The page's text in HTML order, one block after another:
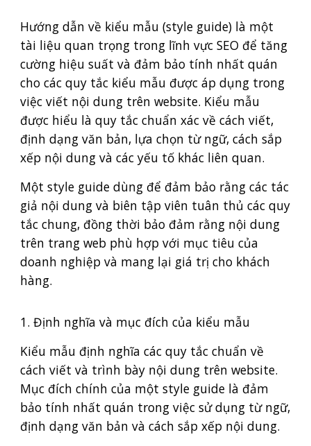
Hướng dẫn về kiểu mẫu (style guide) là một
tài liệu quan trọng trong lĩnh vực SEO để tăng
cường hiệu suất và đảm bảo tính nhất quán
cho các quy tắc kiểu mẫu được áp dụng trong
việc viết nội dung trên website. Kiểu mẫu
được hiểu là quy tắc chuẩn xác về cách viết,
định dạng văn bản, lựa chọn từ ngữ, cách sắp
xếp nội dung và các yếu tố khác liên quan.
Một style guide dùng để đảm bảo rằng các tác
giả nội dung và biên tập viên tuân thủ các quy
tắc chung, đồng thời bảo đảm rằng nội dung
trên trang web phù hợp với mục tiêu của
doanh nghiệp và mang lại giá trị cho khách
hàng.
1. Định nghĩa và mục đích của kiểu mẫu
Kiểu mẫu định nghĩa các quy tắc chuẩn về
cách viết và trình bày nội dung trên website.
Mục đích chính của một style guide là đảm
bảo tính nhất quán trong việc sử dụng từ ngữ,
định dạng văn bản và cách sắp xếp nội dung.